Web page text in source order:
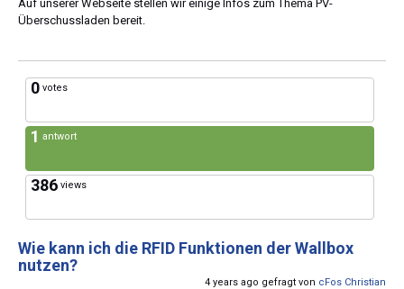
Auf unserer Webseite stellen wir einige Infos zum Thema PV-
Überschussladen bereit.
0 votes
1 antwort
386 views
Wie kann ich die RFID Funktionen der Wallbox
nutzen?
4 years ago gefragt von cFos Christian